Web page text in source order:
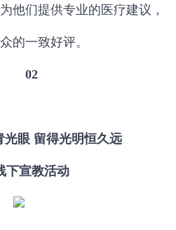
他们提供专业的医疗建议，
的一致好评。
02
光眼 留得光明恒久远
下宣教活动